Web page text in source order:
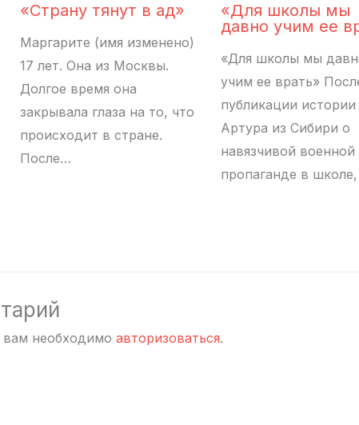
«Страну тянут в ад»
Маргарите (имя изменено)
17 лет. Она из Москвы.
Долгое время она
закрывала глаза на то, что
происходит в стране.
После…
«Для школы мы
давно учим ее
«Для школы мы
учим ее врать»
публикации истории
Артура из Сибири о
навязчивой военной
пропаганде в
необходимо авторизоваться.